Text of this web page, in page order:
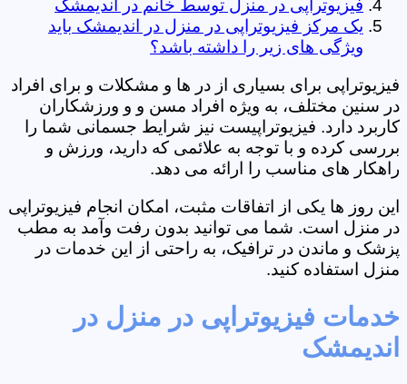
فیزیوتراپی در منزل توسط خانم در اندیمشک
یک مرکز فیزیوتراپی در منزل در اندیمشک باید
ویژگی های زیر را داشته باشد؟
فیزیوتراپی برای بسیاری از در ها و مشکلات و برای افراد
در سنین مختلف، به ویژه افراد مسن و و ورزشکاران
کاربرد دارد. فیزیوتراپیست نیز شرایط جسمانی شما را
بررسی کرده و با توجه به علائمی که دارید، ورزش و
راهکار های مناسب را ارائه می دهد.
این روز ها یکی از اتفاقات مثبت، امکان انجام فیزیوتراپی
در منزل است. شما می توانید بدون رفت وآمد به مطب
پزشک و ماندن در ترافیک، به راحتی از این خدمات در
منزل استفاده کنید.
خدمات فیزیوتراپی در منزل در
اندیمشک